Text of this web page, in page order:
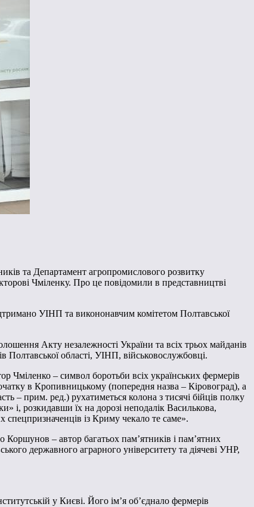
та Департамент агропромислового розвитку
Чміленку. Про це повідомили в представництві
УІНП та викононавчим комітетом Полтавської
Акту незалежності України та всіх трьох майданів
Полтавської області, УІНП, військовослужбовці.
Чміленко – символ боротьби всіх українських фермерів
в Кропивницькому (попередня назва – Кіровоград), а
– прим. ред.) рухатиметься колона з тисячі бійців полку
і, розкидавши їх на дорозі неподалік Василькова,
спецпризначенців із Криму чекало те саме».
– автор багатьох пам’ятників і пам’ятних
державного аграрного університету та діячеві УНР,
у Києві. Його ім’я об’єднало фермерів